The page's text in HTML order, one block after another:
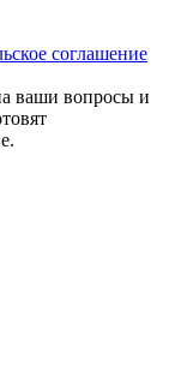
соглашение
ваши вопросы и